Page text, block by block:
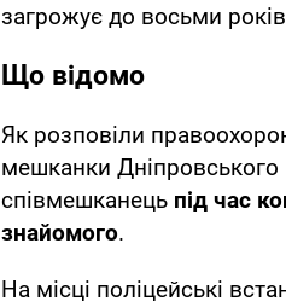
загрожує до восьми
Що відомо
Як розповіли
мешканки
співмешканець під час
знайомого.
На місці поліцейські